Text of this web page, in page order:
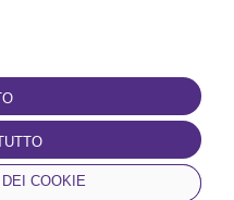
DEI COOKIE
SCARICA L'APP